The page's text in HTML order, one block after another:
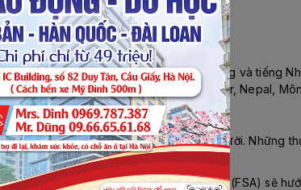
vệ sinh tòa nhà
2019. Kỳ thi đánh giá tiêu chuẩn kỹ năng và tiếng
Quốc, Indonesia, Thái Lan, Myanmar, Nepal,
Trong đó Việt Nam chiếm 134 nghìn người. Những
Bản. Ủy ban quản lý tài chính Nhật (FSA) sẽ